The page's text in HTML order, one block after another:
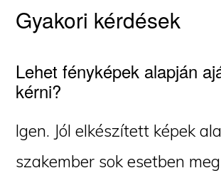
Gyakori kérdések
Lehet fényképek alapján
kérni?
Igen. Jól elkészített képek
szakember sok esetben